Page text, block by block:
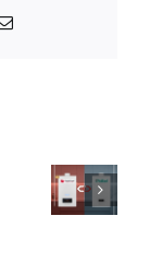
Correo